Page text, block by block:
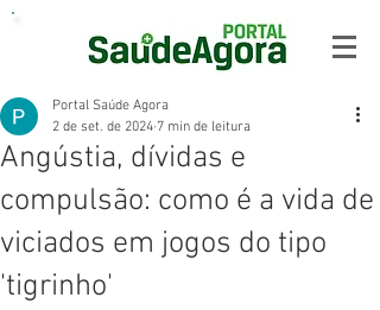
Angústia, dívidas e
compulsão: como é a vida de
viciados em jogos do tipo
'tigrinho'
Portal Saúde Agora
2 de set. de 2024 7 min de leitura